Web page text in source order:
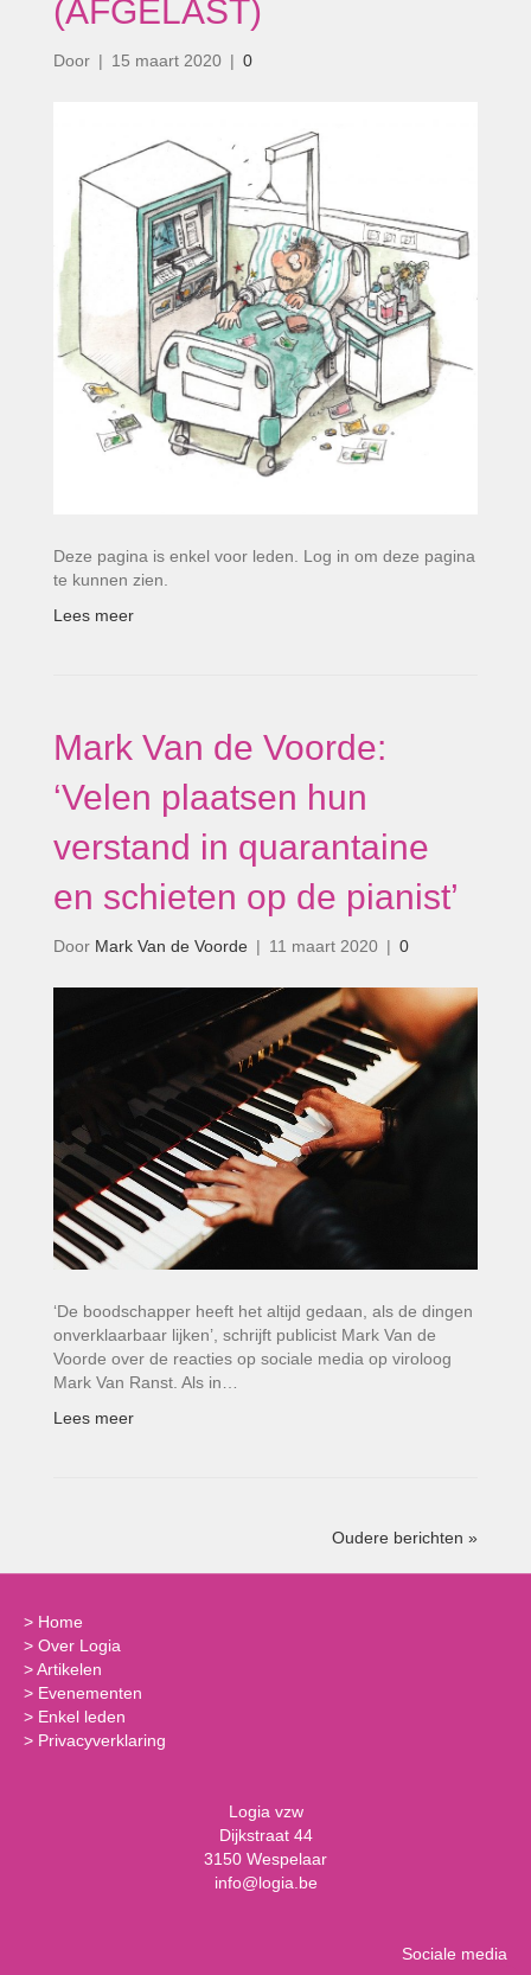
(AFGELAST)
Door | 15 maart 2020 | 0
Deze pagina is enkel voor leden. Log in om deze pagina
te kunnen zien.
Lees meer
Mark Van de Voorde:
‘Velen plaatsen hun
verstand in quarantaine
en schieten op de pianist’
Door Mark Van de Voorde | 11 maart 2020 | 0
‘De boodschapper heeft het altijd gedaan, als de dingen
onverklaarbaar lijken’, schrijft publicist Mark Van de
Voorde over de reacties op sociale media op viroloog
Mark Van Ranst. Als in…
Lees meer
Oudere berichten »
> Home
> Over Logia
>Artikelen
> Evenementen
> Enkel leden
> Privacyverklaring
Logia vzw
Dijkstraat 44
3150 Wespelaar
info@logia.be
Sociale media